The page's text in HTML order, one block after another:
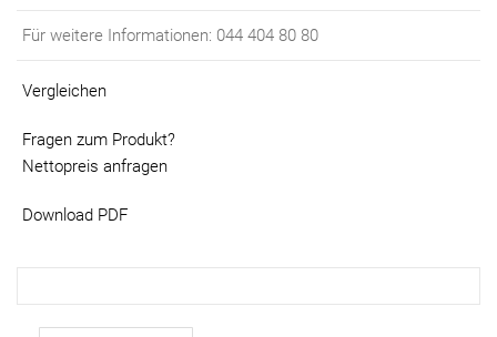
Für weitere Informationen: 044 404 80 80
Vergleichen
Fragen zum Produkt?
Nettopreis anfragen
Download PDF